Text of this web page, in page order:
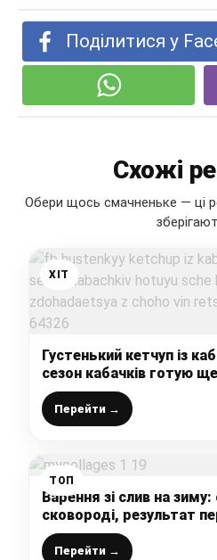
Поділитися у
Схожі
Обери щось смачненьке — ці
ХІТ
Густенький кетчуп із
сезон кабачків готую
ніхто не здогадається
без крохмалю
Перейти →
ТОП
Варення зі слив на
сковороді, результат
очікування, інакше вже
Перейти →